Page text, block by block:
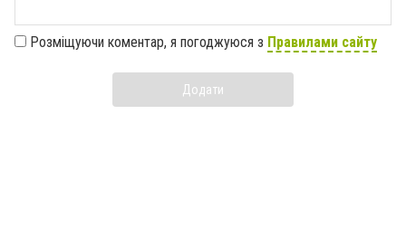
Розміщуючи коментар, я погоджуюся з Правилами сайту
Додати